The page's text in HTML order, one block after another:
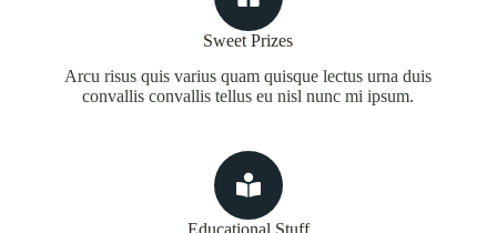
Sweet Prizes
Arcu risus quis varius quam quisque lectus urna duis
convallis convallis tellus eu nisl nunc mi ipsum.